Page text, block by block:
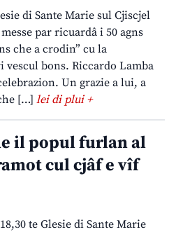
di Sante Marie sul Cjiscjel
par ricuardâ i 50 agns
che a crodin” cu la
bons. Riccardo Lamba
Un grazie a lui, a
[…] lei di plui +
il popul furlan al
cul cjâf e vîf
te Glesie di Sante Marie